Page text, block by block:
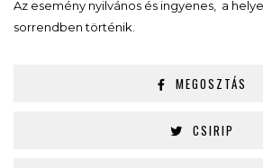
Az esemény nyilvános és ingyenes, a
sorrendben történik.
MEGOSZTÁS
CSIRIP